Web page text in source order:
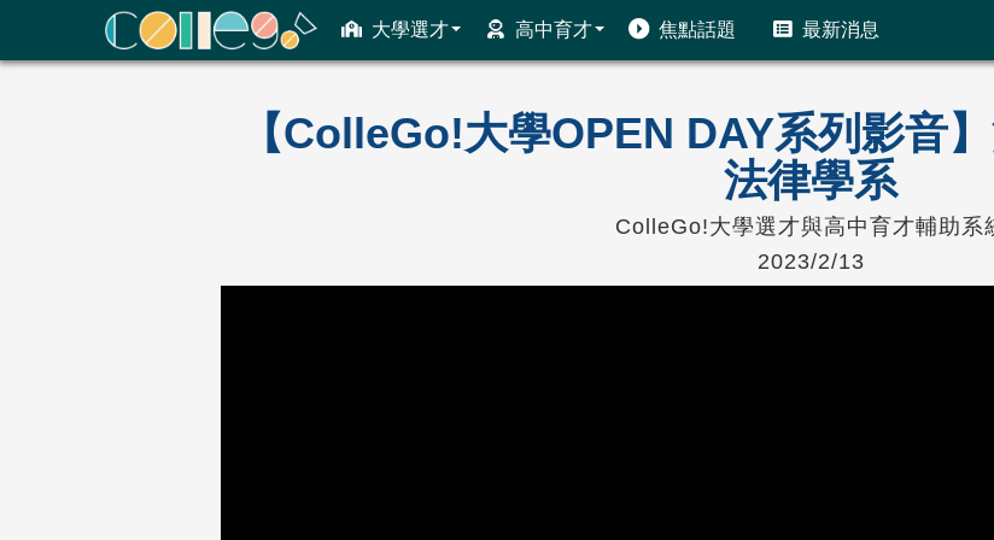
大學選才 高中育才 焦點話題 最新消息
ColleGo! 大學選才與高中育才輔助系統
【ColleGo!大學OPEN DAY系列影音
法律學系
ColleGo!大學選才與高中育才輔助系
2023/2/13